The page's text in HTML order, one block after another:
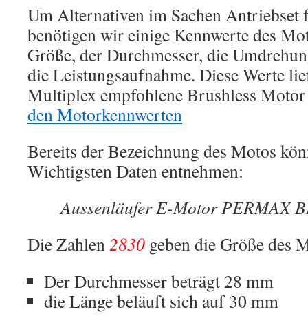
Um Alternativen im Sachen Antriebset
benötigen wir einige Kennwerte des
Größe, der Durchmesser, die
die Leistungsaufnahme. Diese Werte
Multiplex empfohlene Brushless
den Motorkennwerten
Bereits der Bezeichnung des Motos
Wichtigsten Daten entnehmen:
Aussenläufer E-Motor PERMAX
Die Zahlen2830 geben die Größe des
Der Durchmesser beträgt 28 mm
die Länge beläuft sich auf 30 mm